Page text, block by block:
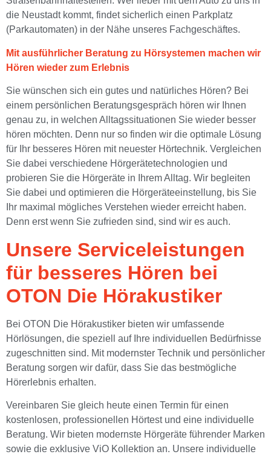
die Neustadt kommt, findet sicherlich einen Parkplatz
(Parkautomaten) in der Nähe unseres Fachgeschäftes.
Mit ausführlicher Beratung zu Hörsystemen machen wir
Hören wieder zum Erlebnis
Sie wünschen sich ein gutes und natürliches Hören? Bei
einem persönlichen Beratungsgespräch hören wir Ihnen
genau zu, in welchen Alltagssituationen Sie wieder besser
hören möchten. Denn nur so finden wir die optimale Lösung
für Ihr besseres Hören mit neuester Hörtechnik. Vergleichen
Sie dabei verschiedene Hörgerätetechnologien und
probieren Sie die Hörgeräte in Ihrem Alltag. Wir begleiten
Sie dabei und optimieren die Hörgeräteeinstellung, bis Sie
Ihr maximal mögliches Verstehen wieder erreicht haben.
Denn erst wenn Sie zufrieden sind, sind wir es auch.
Unsere Serviceleistungen
für besseres Hören bei
OTON Die Hörakustiker
Bei OTON Die Hörakustiker bieten wir umfassende
Hörlösungen, die speziell auf Ihre individuellen Bedürfnisse
zugeschnitten sind. Mit modernster Technik und persönlicher
Beratung sorgen wir dafür, dass Sie das bestmögliche
Hörerlebnis erhalten.
Vereinbaren Sie gleich heute einen Termin für einen
kostenlosen, professionellen Hörtest und eine individuelle
Beratung. Wir bieten modernste Hörgeräte führender Marken
sowie die exklusive ViO Kollektion an. Unsere individuelle